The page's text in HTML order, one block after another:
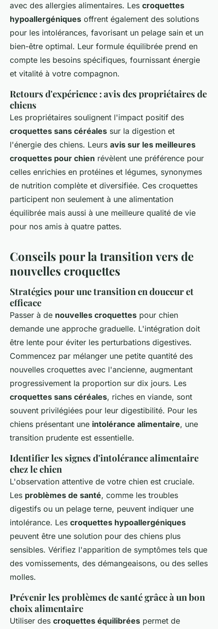
avec des allergies alimentaires. Les croquettes
hypoallergéniques offrent également des solutions
pour les intolérances, favorisant un pelage sain et un
bien-être optimal. Leur formule équilibrée prend en
compte les besoins spécifiques, fournissant énergie
et vitalité à votre compagnon.
Retours d'expérience : avis des propriétaires de
chiens
Les propriétaires soulignent l'impact positif des
croquettes sans céréales sur la digestion et
l'énergie des chiens. Leurs avis sur les meilleures
croquettes pour chien révèlent une préférence pour
celles enrichies en protéines et légumes, synonymes
de nutrition complète et diversifiée. Ces croquettes
participent non seulement à une alimentation
équilibrée mais aussi à une meilleure qualité de vie
pour nos amis à quatre pattes.
Conseils pour la transition vers de
nouvelles croquettes
Stratégies pour une transition en douceur et
efficace
Passer à de nouvelles croquettes pour chien
demande une approche graduelle. L'intégration doit
être lente pour éviter les perturbations digestives.
Commencez par mélanger une petite quantité des
nouvelles croquettes avec l'ancienne, augmentant
progressivement la proportion sur dix jours. Les
croquettes sans céréales, riches en viande, sont
souvent privilégiées pour leur digestibilité. Pour les
chiens présentant une intolérance alimentaire, une
transition prudente est essentielle.
Identifier les signes d'intolérance alimentaire
chez le chien
L'observation attentive de votre chien est cruciale.
Les problèmes de santé, comme les troubles
digestifs ou un pelage terne, peuvent indiquer une
intolérance. Les croquettes hypoallergéniques
peuvent être une solution pour des chiens plus
sensibles. Vérifiez l'apparition de symptômes tels que
des vomissements, des démangeaisons, ou des selles
molles.
Prévenir les problèmes de santé grâce à un bon
choix alimentaire
Utiliser des croquettes équilibrées permet de